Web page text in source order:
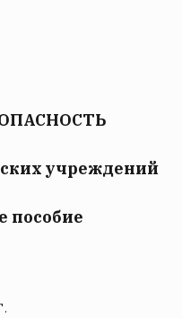
учреждений
пособие